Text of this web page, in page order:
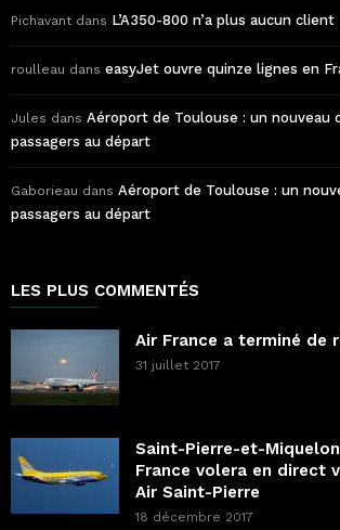
Pichavant dans L’A350-800 n’a plus aucun client
roulleau dans easyJet ouvre quinze lignes en
Jules dans Aéroport de Toulouse : un nouveau
passagers au départ
Gaborieau dans Aéroport de Toulouse : un
passagers au départ
LES PLUS COMMENTÉS
Air France a terminé de
31 juillet 2017
Saint-Pierre-et-
France volera en direct
Air Saint-Pierre
18 décembre 2017